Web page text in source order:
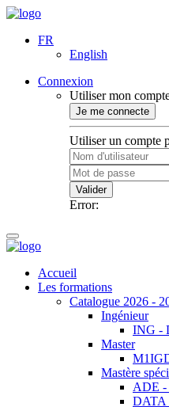
FR
English
Connexion
Utiliser mon
Je me connecte
Utiliser un compte
Valider
Error:
Accueil
Les formations
Catalogue 2026 -
Ingénieur
ING -
Master
Mastère
ADE -
DATA